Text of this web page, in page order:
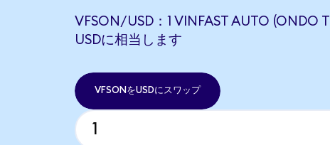
VFSON/USD：1 VINFAST AUTO (ONDO
USDに相当します
VFSONをUSDにスワップ